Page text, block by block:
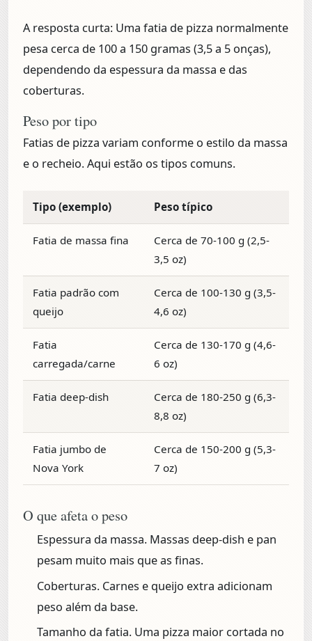
A resposta curta: Uma fatia de pizza normalmente
pesa cerca de 100 a 150 gramas (3,5 a 5 onças),
dependendo da espessura da massa e das
coberturas.
Peso por tipo
Fatias de pizza variam conforme o estilo da massa
e o recheio. Aqui estão os tipos comuns.
Tipo (exemplo) Peso típico
Fatia de massa fina
Cerca de 70-100 g (2,5-
3,5 oz)
Fatia padrão com
queijo
Cerca de 100-130 g (3,5-
4,6 oz)
Fatia
carregada/carne
Cerca de 130-170 g (4,6-
6 oz)
Fatia deep-dish
Cerca de 180-250 g (6,3-
8,8 oz)
Fatia jumbo de
Nova York
Cerca de 150-200 g (5,3-
7 oz)
O que afeta o peso
Espessura da massa. Massas deep-dish e pan
pesam muito mais que as finas.
Coberturas. Carnes e queijo extra adicionam
peso além da base.
Tamanho da fatia. Uma pizza maior cortada no